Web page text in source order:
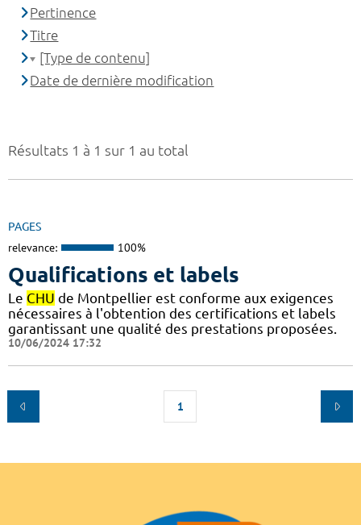
Résultats 1 à 1 sur 1 au total
PAGES
relevance: 100%
Qualifications et labels
Le CHU de Montpellier est conforme aux exigences
nécessaires à l'obtention des certifications et labels
garantissant une qualité des prestations proposées.
10/06/2024 17:32
1
Pertinence
Titre
[Type de contenu]
Date de dernière modification